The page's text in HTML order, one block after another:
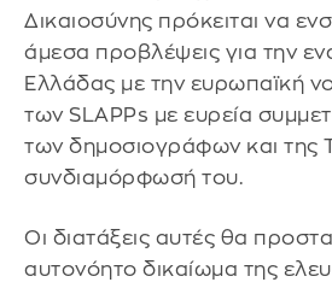
Δικαιοσύνης πρόκειται να
άμεσα προβλέψεις για την
Ελλάδας με την ευρωπαϊκή
των SLAPPs με ευρεία
των δημοσιογράφων και της
συνδιαμόρφωσή του.
Οι διατάξεις αυτές θα
αυτονόητο δικαίωμα της